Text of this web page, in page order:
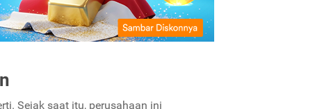
Sejak saat itu, perusahaan ini